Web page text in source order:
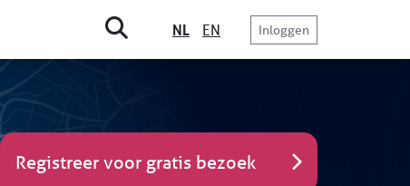
NL EN Inloggen
Registreer voor gratis bezoek